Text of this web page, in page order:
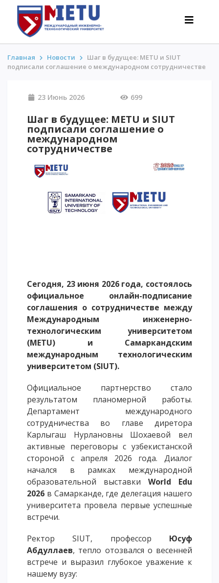
Сценарии поступления-2026
Все о поступлении
АнтиОлимпиада
Скидки и льготы
ИНТЕРЕСНОЕ
International studying
METU Courses
ОБРАЗОВАТЕЛЬНЫЕ ПРОГРАММЫ
Колледж
Бакалавриат
Докторантура
Второе высшее
Очное с применением дистанционных технологий
ОПЛАТИТЬ ОБУЧЕНИЕ
Главная Новости
Шаг в будущее: METU и SIUT
подписали соглашение о международном сотрудничестве
23 Июнь 2026 699
Шаг в будущее: METU и SIUT
подписали соглашение о
международном
сотрудничестве
Сегодня, 23 июня 2026 года, состоялось
официальное онлайн-подписание
соглашения о сотрудничестве между
Международным инженерно-
технологическим университетом
(METU) и Самаркандским
международным технологическим
университетом (SIUT).
Официальное партнерство стало
результатом планомерной работы.
Департамент международного
сотрудничества во главе диретора
Карлыгаш Нурлановны Шохаевой вел
активные переговоры с узбекистанской
стороной с апреля 2026 года. Диалог
начался в рамках международной
образовательной выставки World Edu
2026 в Самарканде, где делегация нашего
университета провела первые успешные
встречи.
Ректор SIUT, профессор Юсуф
Абдуллаев, тепло отозвался о весенней
встрече и выразил глубокое уважение к
нашему вузу: